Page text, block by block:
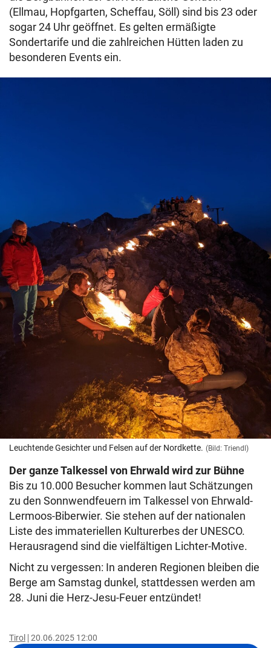
(Ellmau, Hopfgarten, Scheffau, Söll) sind bis 23 oder
sogar 24 Uhr geöffnet. Es gelten ermäßigte
Sondertarife und die zahlreichen Hütten laden zu
besonderen Events ein.
Leuchtende Gesichter und Felsen auf der Nordkette. (Bild: Triendl)
Der ganze Talkessel von Ehrwald wird zur Bühne
Bis zu 10.000 Besucher kommen laut Schätzungen
zu den Sonnwendfeuern im Talkessel von Ehrwald-
Lermoos-Biberwier. Sie stehen auf der nationalen
Liste des immateriellen Kulturerbes der UNESCO.
Herausragend sind die vielfältigen Lichter-Motive.
Nicht zu vergessen: In anderen Regionen bleiben die
Berge am Samstag dunkel, stattdessen werden am
28. Juni die Herz-Jesu-Feuer entzündet!
Tirol 20.06.2025 12:00